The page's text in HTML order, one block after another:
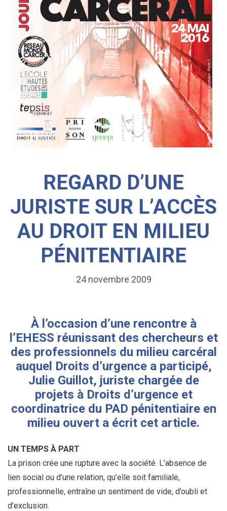
REGARD D’UNE
JURISTE SUR L’ACCÈS
AU DROIT EN MILIEU
PÉNITENTIAIRE
24 novembre 2009
À l’occasion d’une rencontre à
l’EHESS réunissant des chercheurs et
des professionnels du milieu carcéral
auquel Droits d’urgence a participé,
Julie Guillot, juriste chargée de
projets à Droits d’urgence et
coordinatrice du PAD pénitentiaire en
milieu ouvert a écrit cet article.
UN TEMPS À PART
La prison crée une rupture avec la société. L’absence de
lien social ou d’une relation, qu’elle soit familiale,
professionnelle, entraîne un sentiment de vide, d’oubli et
d’exclusion.